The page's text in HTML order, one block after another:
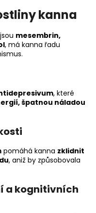
kanna
mesembrin,
, má kanna řadu
, které
špatnou náladou
pomáhá kanna zklidnit
, aniž by způsobovala
a kognitivních